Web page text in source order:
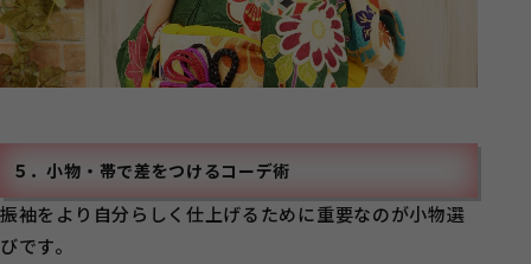
５．小物・帯で差をつけるコーデ術
振袖をより自分らしく仕上げるために重要なのが小物選
びです。